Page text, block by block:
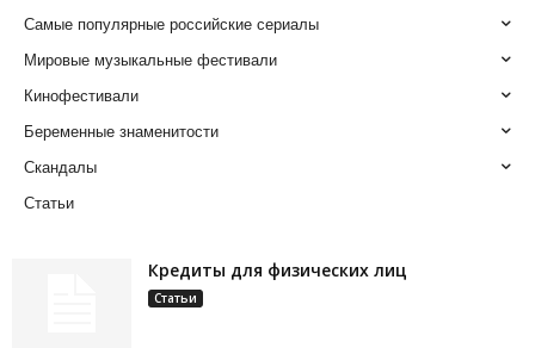
Самые популярные российские сериалы
Мировые музыкальные фестивали
Кинофестивали
Беременные знаменитости
Скандалы
Статьи
Кредиты для физических лиц
Статьи